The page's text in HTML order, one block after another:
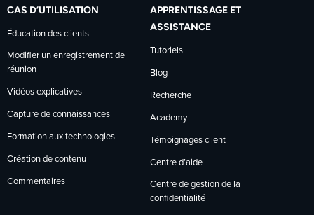
CAS D’UTILISATION
Éducation des clients
Modifier un enregistrement de
réunion
Vidéos explicatives
Capture de connaissances
Formation aux technologies
Création de contenu
Commentaires
APPRENTISSAGE ET
ASSISTANCE
Tutoriels
Blog
Recherche
Academy
Témoignages client
Centre d’aide
Centre de gestion de la
confidentialité